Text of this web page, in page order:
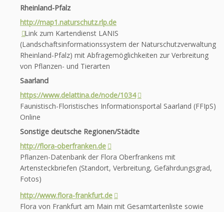
Rheinland-Pfalz
http://map1.naturschutz.rlp.de
Link zum Kartendienst LANIS
(Landschaftsinformationssystem der Naturschutzverwaltung
Rheinland-Pfalz) mit Abfragemöglichkeiten zur Verbreitung
von Pflanzen- und Tierarten
Saarland
https://www.delattina.de/node/1034
Faunistisch-Floristisches Informationsportal Saarland (FFIpS)
Online
Sonstige deutsche Regionen/Städte
http://flora-oberfranken.de
Pflanzen-Datenbank der Flora Oberfrankens mit
Artensteckbriefen (Standort, Verbreitung, Gefährdungsgrad,
Fotos)
http://www.flora-frankfurt.de
Flora von Frankfurt am Main mit Gesamtartenliste sowie